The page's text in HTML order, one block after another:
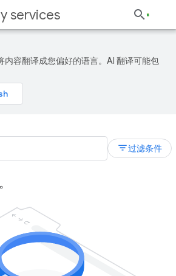
services
内容翻译成您偏好的语言。AI 翻译可能包
filter_list过滤条件